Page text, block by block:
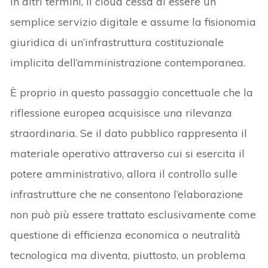
semplice servizio digitale e assume la fisionomia
giuridica di un’infrastruttura costituzionale
implicita dell’amministrazione contemporanea.
È proprio in questo passaggio concettuale che la
riflessione europea acquisisce una rilevanza
straordinaria. Se il dato pubblico rappresenta il
materiale operativo attraverso cui si esercita il
potere amministrativo, allora il controllo sulle
infrastrutture che ne consentono l’elaborazione
non può più essere trattato esclusivamente come
questione di efficienza economica o neutralità
tecnologica ma diventa, piuttosto, un problema